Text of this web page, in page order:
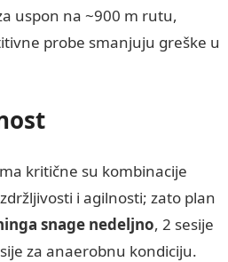
uspon na ~900 m rutu,
probe smanjuju greške u
kritične su kombinacije
i agilnosti; zato plan
snage nedeljno, 2 sesije
za anaerobnu kondiciju.